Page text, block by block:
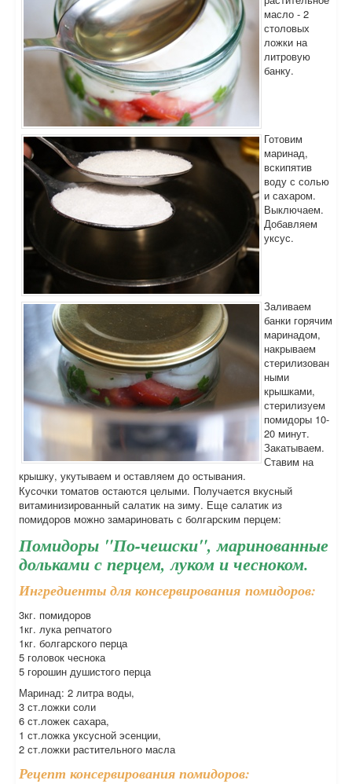
масло - 2
столовых
ложки на
литровую
банку.
Готовим
маринад,
вскипятив
воду с солью
и сахаром.
Выключаем.
Добавляем
уксус.
Заливаем
банки горячим
маринадом,
накрываем
стерилизован
ными
крышками,
стерилизуем
помидоры 10-
20 минут.
Закатываем.
Ставим на
крышку, укутываем и оставляем до остывания.
Кусочки томатов остаются целыми. Получается вкусный
витаминизированный салатик на зиму. Еще салатик из
помидоров можно замариновать с болгарским перцем:
Помидоры "По-чешски", маринованные
дольками с перцем, луком и чесноком.
Ингредиенты для консервирования помидоров:
3кг. помидоров
1кг. лука репчатого
1кг. болгарского перца
5 головок чеснока
5 горошин душистого перца
Маринад: 2 литра воды,
3 ст.ложки соли
6 ст.ложек сахара,
1 ст.ложка уксусной эсенции,
2 ст.ложки растительного масла
Рецепт консервирования помидоров: